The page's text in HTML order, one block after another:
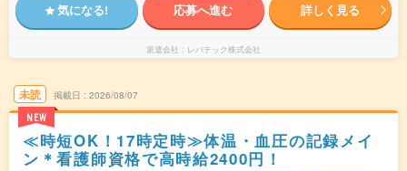
気になる! 応募へ進む 詳しく見る
派遣会社 レバテック株式会社
未読
NEW
掲載日 2026/08/07
≪時短OK！17時定時≫体温・血圧の記録メイ
ン＊看護師資格で高時給2400円！